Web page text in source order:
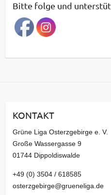
r
a
g
a
v
Bitte folge und
KONTAKT
Grüne Liga Osterzgebirge e. V.
Große Wassergasse 9
01744 Dippoldiswalde
+49 (0) 3504 / 618585
osterzgebirge@grueneliga.de